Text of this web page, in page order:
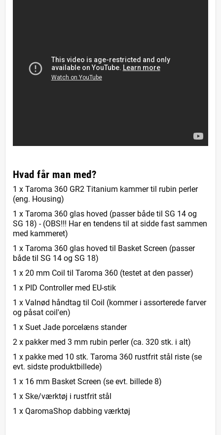
Hvad får man med?
1 x Taroma 360 GR2 Titanium kammer til rubin perler
(eng. Housing)
1 x Taroma 360 glas hoved (passer både til SG 14 og
SG 18) - (OBS!!! Har en tendens til at sidde fast sammen
med kammeret)
1 x Taroma 360 glas hoved til Basket Screen (passer
både til SG 14 og SG 18)
1 x 20 mm Coil til Taroma 360 (testet at den passer)
1 x PID Controller med EU-stik
1 x Valnød håndtag til Coil (kommer i assorterede farver
og påsat coil'en)
1 x Suet Jade porcelæns stander
2 x pakker med 3 mm rubin perler (ca. 320 stk. i alt)
1 x pakke med 10 stk. Taroma 360 rustfrit stål riste (se
evt. sidste produktbillede)
1 x 16 mm Basket Screen (se evt. billede 8)
1 x Ske/værktøj i rustfrit stål
1 x QaromaShop dabbing værktøj